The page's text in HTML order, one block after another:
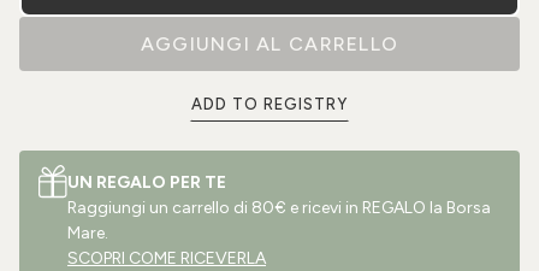
AGGIUNGI AL CARRELLO
ADD TO REGISTRY
UN REGALO PER TE
Raggiungi un carrello di 80€ e ricevi in REGALO la Borsa
Mare.
SCOPRI COME RICEVERLA